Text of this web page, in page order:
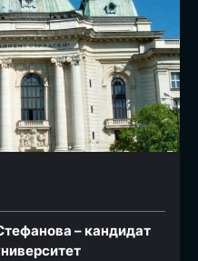
– кандидат